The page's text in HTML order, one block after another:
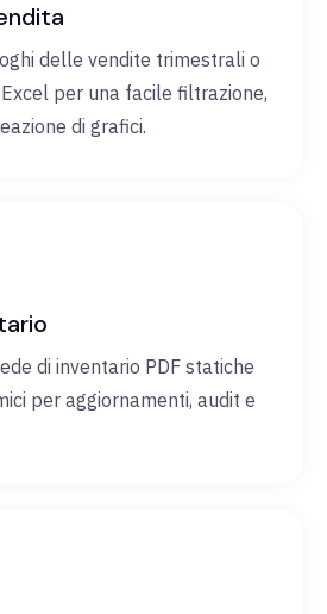
delle vendite trimestrali o
per una facile filtrazione,
di grafici.
di inventario PDF statiche
per aggiornamenti, audit e